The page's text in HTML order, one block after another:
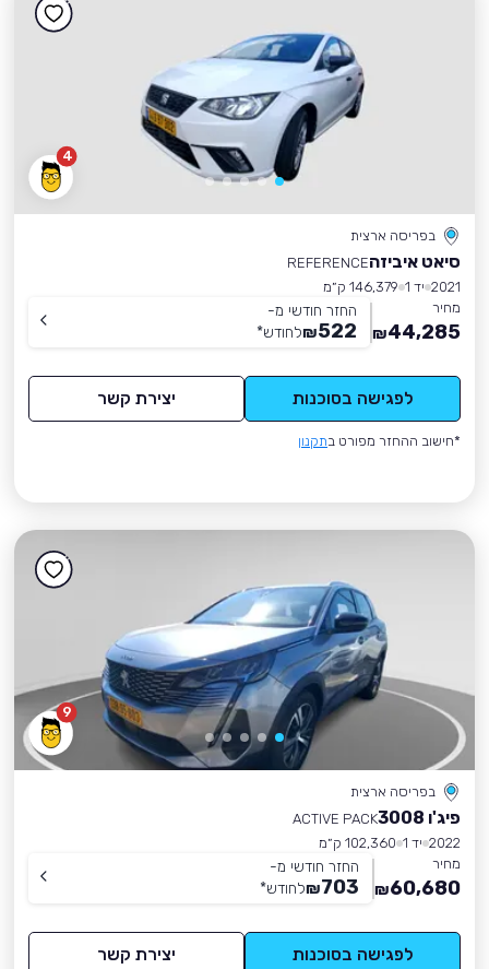
4
בפריסה ארצית
סיאט איביזהREFERENCE
2021 יד 1
146,379 ק״מ
מחיר
44,285
₪
החזר חודשי מ-
522
₪לחודש*
לפגישה בסוכנות יצירת קשר
*חישוב ההחזר מפורט בתקנון
9
בפריסה ארצית
פיג'ו 3008
ACTIVE PACK
2022 יד 1
102,360 ק״מ
מחיר
60,680
₪
החזר חודשי מ-
703
₪לחודש*
לפגישה בסוכנות יצירת קשר